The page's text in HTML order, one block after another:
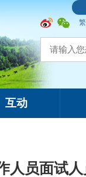
互动
人员面试